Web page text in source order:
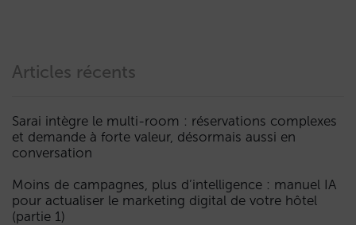
Articles récents
Sarai intègre le multi-room : réservations complexes
et demande à forte valeur, désormais aussi en
conversation
Moins de campagnes, plus d’intelligence : manuel IA
pour actualiser le marketing digital de votre hôtel
(partie 1)